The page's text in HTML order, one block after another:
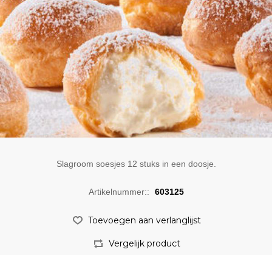
Slagroom soesjes 12 stuks in een doosje.
Artikelnummer:: 603125